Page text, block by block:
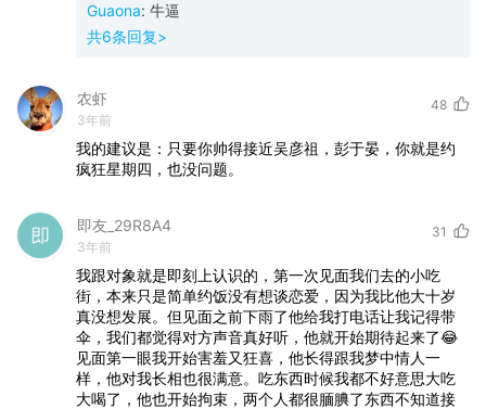
Guaona: 牛逼
共6条回复>
农虾
3年前
48
我的建议是：只要你帅得接近吴彦祖，彭于晏，你就是约
疯狂星期四，也没问题。
即友_29R8A4
3年前
31
我跟对象就是即刻上认识的，第一次见面我们去的小吃
街，本来只是简单约饭没有想谈恋爱，因为我比他大十岁
真没想发展。但见面之前下雨了他给我打电话让我记得带
伞，我们都觉得对方声音真好听，他就开始期待起来了😂
见面第一眼我开始害羞又狂喜，他长得跟我梦中情人一
样，他对我长相也很满意。吃东西时候我都不好意思大吃
大喝了，他也开始拘束，两个人都很腼腆了东西不知道接